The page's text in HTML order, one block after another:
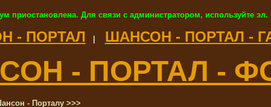
приостановлена. Для связи с администратором, используйте эл.
- ПОРТАЛ ШАНСОН - ПОРТАЛ -
- ПОРТАЛ -
- Порталу >>>